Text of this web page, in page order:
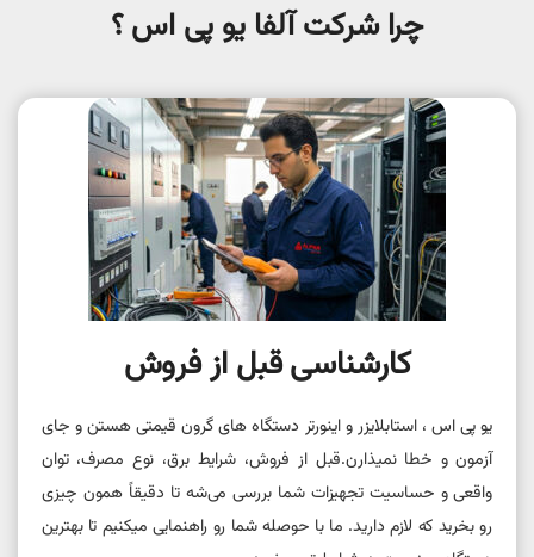
چرا شرکت آلفا یو پی اس ؟
کارشناسی قبل از فروش
یو پی اس ، استابلایزر و اینورتر دستگاه های گرون قیمتی هستن و جای
آزمون و خطا نمیذارن.قبل از فروش، شرایط برق، نوع مصرف، توان
واقعی و حساسیت تجهیزات شما بررسی می‌شه تا دقیقاً همون چیزی
رو بخرید که لازم دارید. ما با حوصله شما رو راهنمایی میکنیم تا بهترین